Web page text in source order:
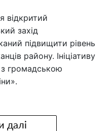
відкритий
захід
підвищити рівень
району. Ініціативу
з громадською
далі